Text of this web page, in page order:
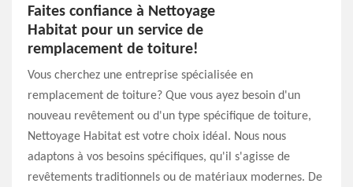
Faites confiance à Nettoyage
Habitat pour un service de
remplacement de toiture!
Vous cherchez une entreprise spécialisée en
remplacement de toiture? Que vous ayez besoin d'un
nouveau revêtement ou d'un type spécifique de toiture,
Nettoyage Habitat est votre choix idéal. Nous nous
adaptons à vos besoins spécifiques, qu'il s'agisse de
revêtements traditionnels ou de matériaux modernes. De